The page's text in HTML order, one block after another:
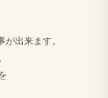
出来ます。